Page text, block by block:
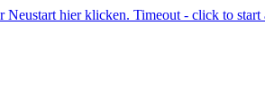
Neustart hier klicken. Timeout - click to start